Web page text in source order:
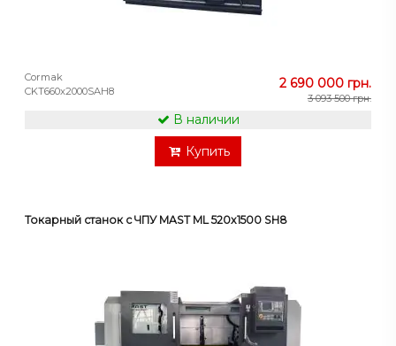
Cormak
CKT660x2000SAH8
2 690 000 грн.
3 093 500 грн.
В наличии
Купить
Токарный станок с ЧПУ MAST ML 520x1500 SH8